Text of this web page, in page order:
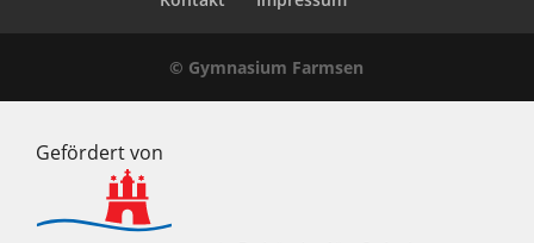
© Gymnasium Farmsen
Gefördert von